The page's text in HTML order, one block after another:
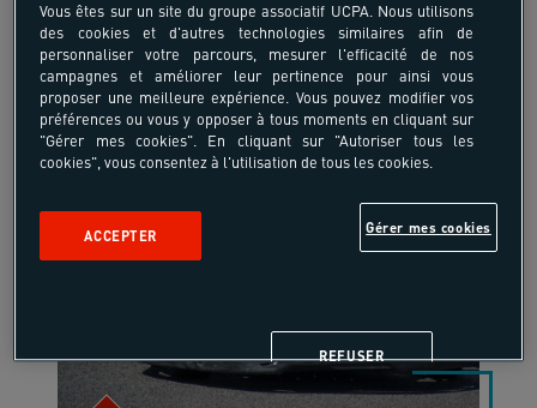
France - Hyères - Côte d'Azur
Vous êtes sur un site du groupe associatif UCPA. Nous utilisons
des cookies et d'autres technologies similaires afin de
personnaliser votre parcours, mesurer l'efficacité de nos
campagnes et améliorer leur pertinence pour ainsi vous
proposer une meilleure expérience. Vous pouvez modifier vos
préférences ou vous y opposer à tous moments en cliquant sur
"Gérer mes cookies". En cliquant sur "Autoriser tous les
cookies", vous consentez à l'utilisation de tous les cookies.
Gérer mes cookies
REFUSER
ACCEPTER